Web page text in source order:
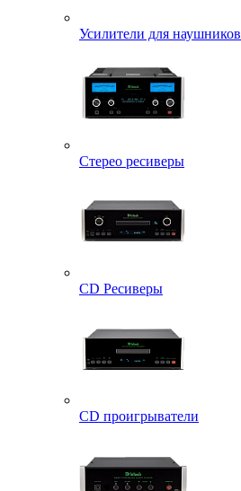
Усилители для наушников
Стерео ресиверы
CD Ресиверы
CD проигрыватели